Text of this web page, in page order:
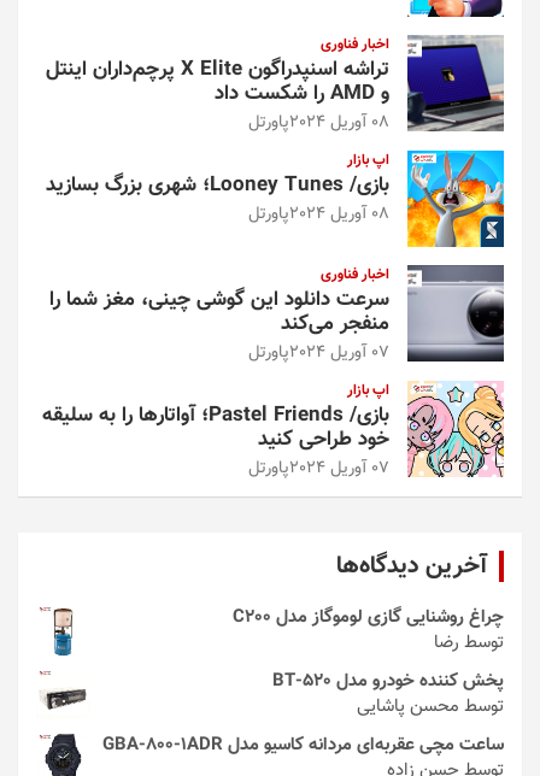
اخبار فناوری
تراشه اسنپدراگون X Elite پرچم‌داران اینتل
و AMD را شکست داد
08 آوریل 2024 پاورتل
اپ بازار
بازی/ Looney Tunes؛ شهری بزرگ بسازید
08 آوریل 2024 پاورتل
اخبار فناوری
سرعت دانلود این گوشی چینی، مغز شما را
منفجر می‌کند
07 آوریل 2024 پاورتل
اپ بازار
بازی/ Pastel Friends؛ آواتارها را به سلیقه
خود طراحی کنید
07 آوریل 2024 پاورتل
آخرین دیدگاه‌ها
چراغ روشنایی گازی لوموگاز مدل C200
توسط رضا
پخش کننده خودرو مدل 520-BT
توسط محسن پاشایی
ساعت مچی عقربه‌ای مردانه کاسیو مدل GBA-800-1ADR